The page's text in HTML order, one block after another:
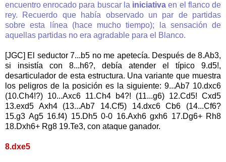
encuentro enrocado para buscar la iniciativa en el flanco de
rey. Recuerdo que había observado un par de partidas
sobre esta línea (hace mucho tiempo); la sensación de
aquellas partidas no era agradable para el Blanco.
[JGC] El seductor 7...b5 no me apetecía. Después de 8.Ab3,
si insistía con 8...h6?, debía atender el típico 9.d5!,
desarticulador de esta estructura. Una variante que muestra
los peligros de la posición es la siguiente: 9...Ab7 10.dxc6
(10.Ch4!?) 10...Axc6 11.Ch4 b4?! (11...g6) 12.Cd5! Cxd5
13.exd5 Axh4 (13...Ab7 14.Cf5) 14.dxc6 Cb6 (14...Cf6?
15.g3 Ag5 16.f4) 15.Dh5 0-0 16.Axh6 gxh6 17.Dg6+ Rh8
18.Dxh6+ Rg8 19.Te3, con ataque ganador.
8.dxe5